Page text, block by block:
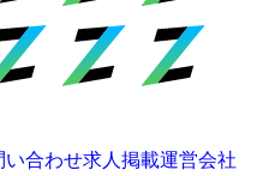
い合わせ求人掲載運営会社